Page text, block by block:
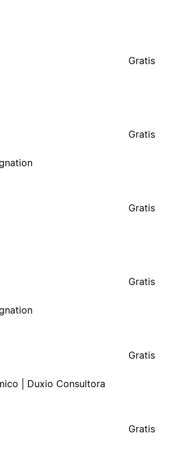
Gratis
Gratis
Gratis
Gratis
| Duxio Consultora
Gratis
Gratis